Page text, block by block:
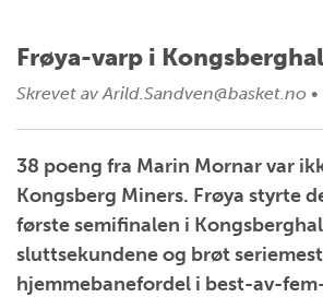
Frøya-varp i
Skrevet av Arild.Sandven@basket.no •
38 poeng fra Marin Mornar var
Kongsberg Miners. Frøya styrte
første semifinalen i
sluttsekundene og brøt
hjemmebanefordel i best-av-